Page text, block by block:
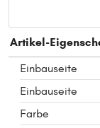
Artikel-
Einbauseite
Einbauseite
Farbe